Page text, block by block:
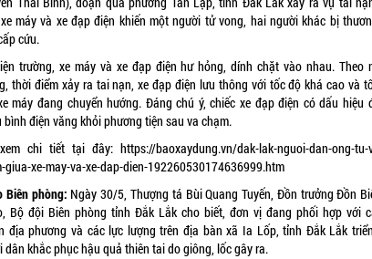
máy và xe đạp điện khiến một người tử vong, hai người khác bị
cứu.
trường, xe máy và xe đạp điện hư hỏng, dính chặt vào nhau. Theo
thời điểm xảy ra tai nạn, xe đạp điện lưu thông với tốc độ khá cao và
máy đang chuyển hướng. Đáng chú ý, chiếc xe đạp điện có dấu hiệu
bình điện văng khỏi phương tiện sau va chạm.
chi tiết tại đây: https://baoxaydung.vn/dak-lak-nguoi-dan-ong-tu-
giua-xe-may-va-xe-dap-dien-192260530174636999.htm
Biên phòng: Ngày 30/5, Thượng tá Bùi Quang Tuyến, Đồn trưởng Đồn
Bộ đội Biên phòng tỉnh Đắk Lắk cho biết, đơn vị đang phối hợp với
địa phương và các lực lượng trên địa bàn xã Ia Lốp, tỉnh Đắk Lắk
dân khắc phục hậu quả thiên tai do giông, lốc gây ra.